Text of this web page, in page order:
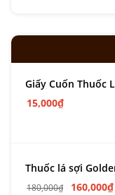
Giấy Cuốn Thuốc
15,000₫
Thuốc lá sợi
180,000₫ 160,000₫